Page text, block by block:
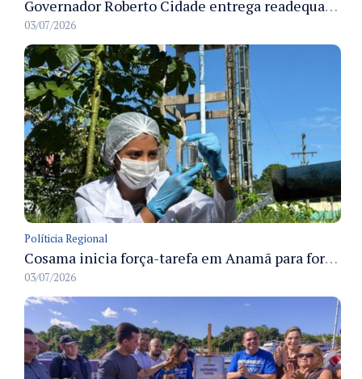
Governador Roberto Cidade entrega readequação do ambulatório da FCecon e amplia capacidade de atendimento oncológico em Manaus
03/07/2026
Políticia Regional
Cosama inicia força-tarefa em Anamã para fortalecer abastecimento de água e segurança hídrica da população
03/07/2026